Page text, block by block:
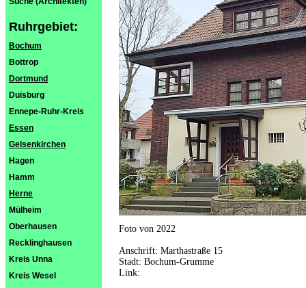
Ruhrgebiet:
Bochum
Bottrop
Dortmund
Duisburg
Ennepe-Ruhr-Kreis
Essen
Gelsenkirchen
Hagen
Hamm
Herne
Mülheim
Oberhausen
Recklinghausen
Kreis Unna
Kreis Wesel
Foto von 2022
Anschrift: Marthastraße 15
Stadt: Bochum-Grumme
Link: